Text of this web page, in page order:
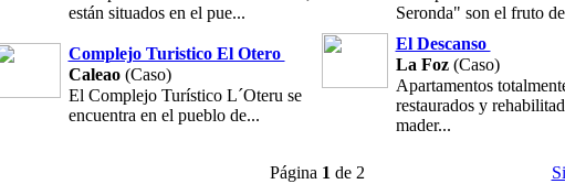
están situados en el pue...
Seronda" son el fruto
Complejo Turistico El Otero
Caleao(Caso)
El Complejo Turístico L´Oteru se
encuentra en el pueblo de...
El Descanso
La Foz(Caso)
Apartamentos
restaurados y
mader...
Página 1 de 2